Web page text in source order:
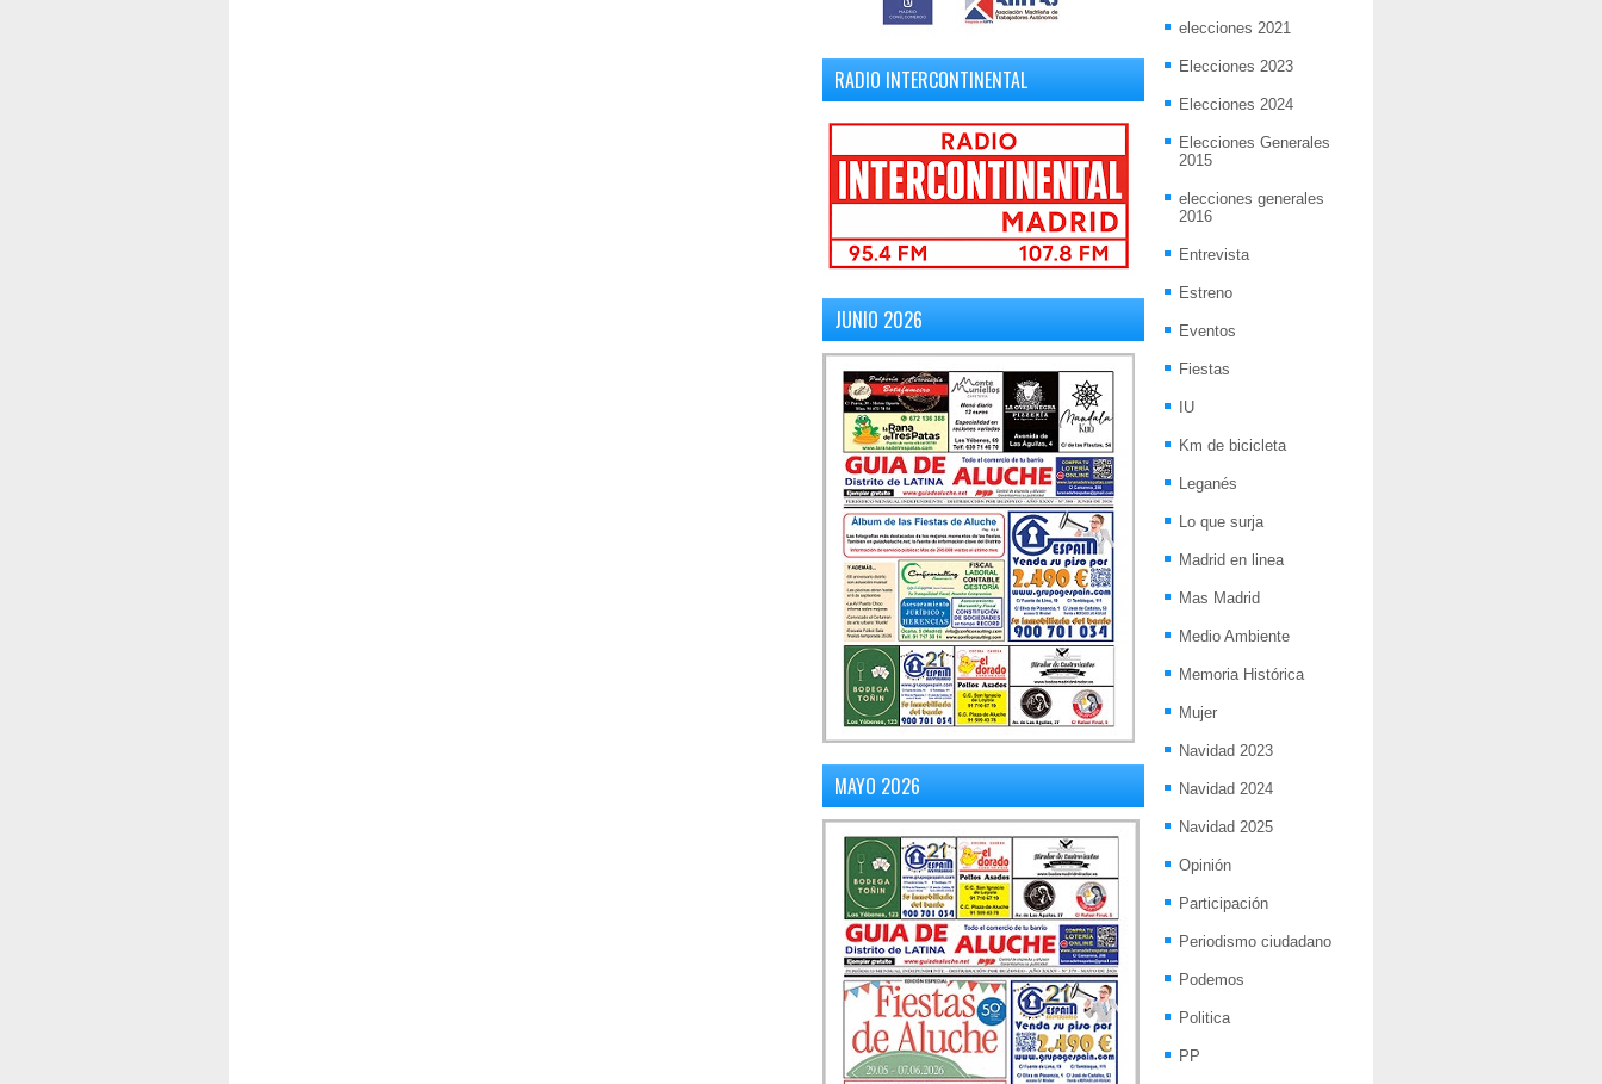
RADIO INTERCONTINENTAL
JUNIO 2026
MAYO 2026
elecciones 2021
Elecciones 2023
Elecciones 2024
Elecciones Generales
2015
elecciones generales
2016
Entrevista
Estreno
Eventos
Fiestas
IU
Km de bicicleta
Leganés
Lo que surja
Madrid en linea
Mas Madrid
Medio Ambiente
Memoria Histórica
Mujer
Navidad 2023
Navidad 2024
Navidad 2025
Opinión
Participación
Periodismo ciudadano
Podemos
Politica
PP